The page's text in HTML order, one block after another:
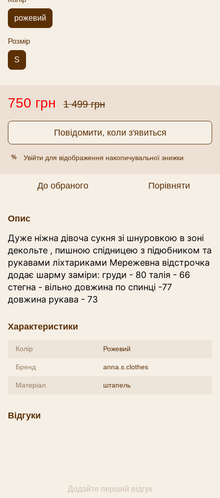
рожевий
Розмір
S
750 грн 1 499 грн
Повідомити, коли з'явиться
% Увійти для відображення накопичувальної знижки
До обраного Порівняти
Опис
Дуже ніжна дівоча сукня зі шнуровкою в зоні
декольте , пишною спідницею з підюбником та
рукавами ліхтариками Мережевна відстрочка
додає шарму заміри: груди - 80 талія - 66
стегна - вільно довжина по спинці -77
довжина рукава - 73
Характеристики
Колір Рожевий
Бренд anna.s.clothes
Матеріал штапель
Відгуки
Додайте перший відгук